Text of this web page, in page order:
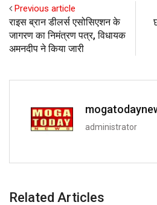
Previous article
राइस ब्रान डीलर्स एसोसिएशन के
जागरण का निमंत्रण पत्र, विधायक
अमनदीप ने किया जारी
administrator
Related Articles